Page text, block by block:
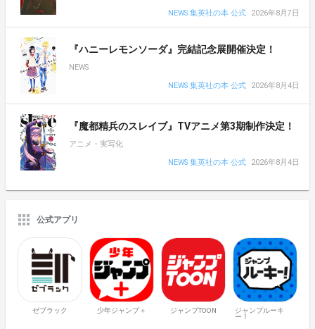
NEWS 集英社の本 公式
2026年8月7日
『ハニーレモンソーダ』完結記念展開催決定！
NEWS
NEWS 集英社の本 公式
2026年8月4日
『魔都精兵のスレイブ』TVアニメ第3期制作決定！
アニメ・実写化
NEWS 集英社の本 公式
2026年8月4日
公式アプリ
ゼブラック 少年ジャンプ＋ ジャンプTOON
ジャンプルーキ
ー！